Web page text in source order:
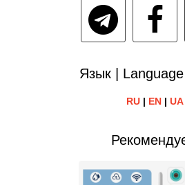
Язык |
RU| EN| UA